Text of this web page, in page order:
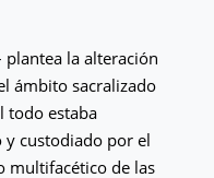
plantea la alteración
ámbito sacralizado
todo estaba
y custodiado por el
multifacético de las